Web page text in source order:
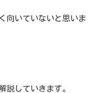
向いていないと思いま
説していきます。